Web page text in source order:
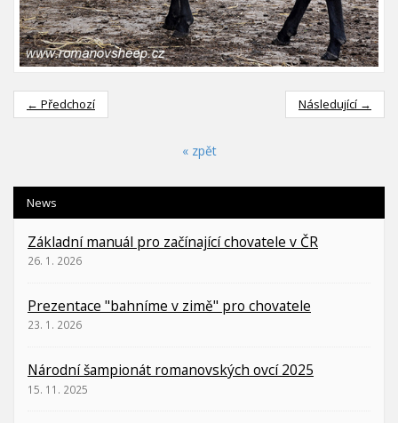
← Předchozí Následující →
« zpět
News
Základní manuál pro začínající chovatele v ČR
26. 1. 2026
Prezentace "bahníme v zimě" pro chovatele
23. 1. 2026
Národní šampionát romanovských ovcí 2025
15. 11. 2025